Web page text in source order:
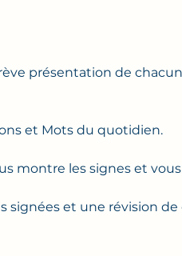
présentation de
et Mots du quotidien.
montre les signes et
et une révision de